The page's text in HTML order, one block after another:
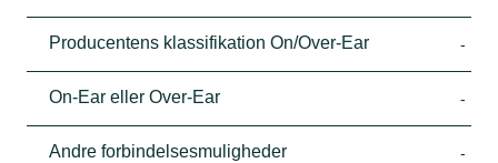
Producentens klassifikation On/Over-Ear -
On-Ear eller Over-Ear -
Andre forbindelsesmuligheder -